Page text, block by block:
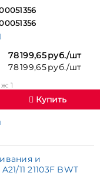
78 199,65 руб./шт
78 199,65 руб./шт
1
Купить
и
11 21103F BWT